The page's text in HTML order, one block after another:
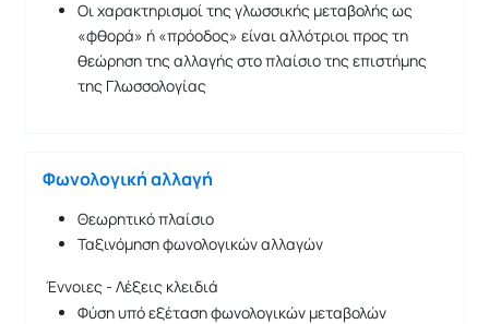
Οι χαρακτηρισμοί της γλωσσικής μεταβολής ως
«φθορά» ή «πρόοδος» είναι αλλότριοι προς τη
θεώρηση της αλλαγής στο πλαίσιο της επιστήμης
της Γλωσσολογίας
Φωνολογική αλλαγή
Θεωρητικό πλαίσιο
Ταξινόμηση φωνολογικών αλλαγών
Έννοιες - Λέξεις κλειδιά
Φύση υπό εξέταση φωνολογικών μεταβολών